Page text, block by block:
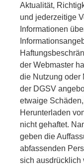
Aktualität,
und jederzeitige
Informationen
der Webmaster
die Nutzung oder
der DGSV
etwaige
Herunterladen
nicht gehaftet.
geben die
abfassenden
sich ausdrücklich